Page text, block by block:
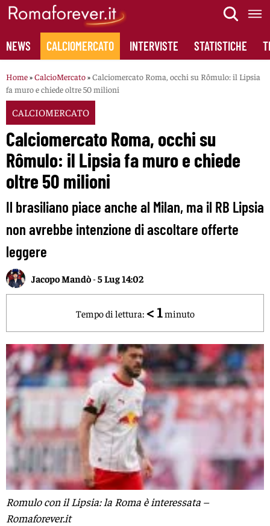
Skip
content
NEWS CALCIOMERCATO INTERVISTE STATISTICHE
Home»CalcioMercato»Calciomercato Roma, occhi su Rômulo: il Lipsia
fa muro e chiede oltre 50 milioni
CALCIOMERCATO
Calciomercato Roma, occhi su
Rômulo: il Lipsia fa muro e chiede
oltre 50 milioni
Il brasiliano piace anche al Milan, ma il RB Lipsia
non avrebbe intenzione di ascoltare offerte
leggere
Jacopo Mandò-5 Lug 14:02
Tempo di lettura: < 1 minuto
Romulo con il Lipsia: la Roma è interessata –
Romaforever.it